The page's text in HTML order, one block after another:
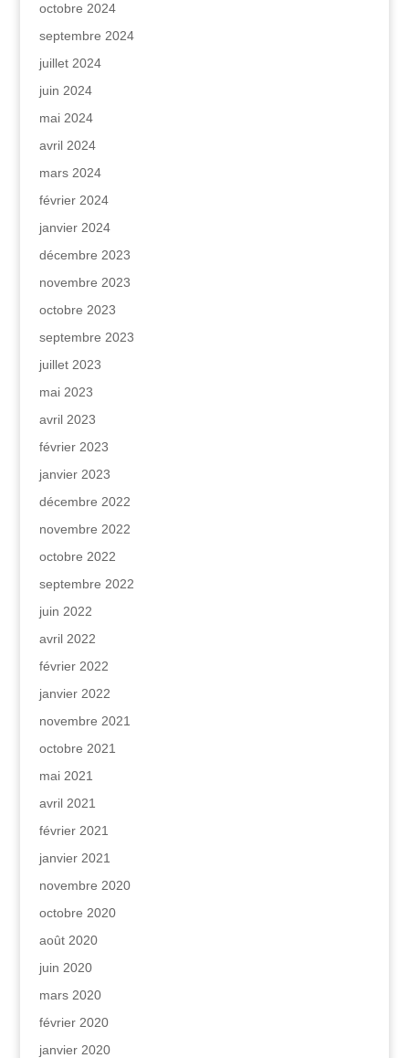
octobre 2024
septembre 2024
juillet 2024
juin 2024
mai 2024
avril 2024
mars 2024
février 2024
janvier 2024
décembre 2023
novembre 2023
octobre 2023
septembre 2023
juillet 2023
mai 2023
avril 2023
février 2023
janvier 2023
décembre 2022
novembre 2022
octobre 2022
septembre 2022
juin 2022
avril 2022
février 2022
janvier 2022
novembre 2021
octobre 2021
mai 2021
avril 2021
février 2021
janvier 2021
novembre 2020
octobre 2020
août 2020
juin 2020
mars 2020
février 2020
janvier 2020